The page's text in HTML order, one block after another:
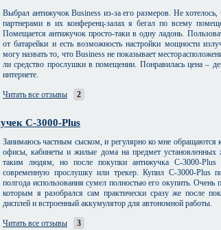
Выбрал антижучок Business из-за его размеров. Не
партнерами в их конференц-залах я бегал по всему
Помещается антижучок просто-таки в одну ладонь.
от батарейки и есть возможность настройки мощности
могу назвать то, что Business не показывает
ли средство прослушки в помещении. Понравилась цена –
интернете.
Читать все отзывы 2
C-3000-Plus
Занимаюсь частным сыском, и регулярно ко мне
офисы, кабинеты и жилые дома на предмет
таким людям, но после покупки антижучка C-3000-
современную прослушку или трекер. Купил C-3000-Plus
полгода использования сумел полностью его окупить.
которым я разобрался сам практически сразу же после
дисплей и встроенный аккумулятор для автономной работы.
Читать все отзывы 3